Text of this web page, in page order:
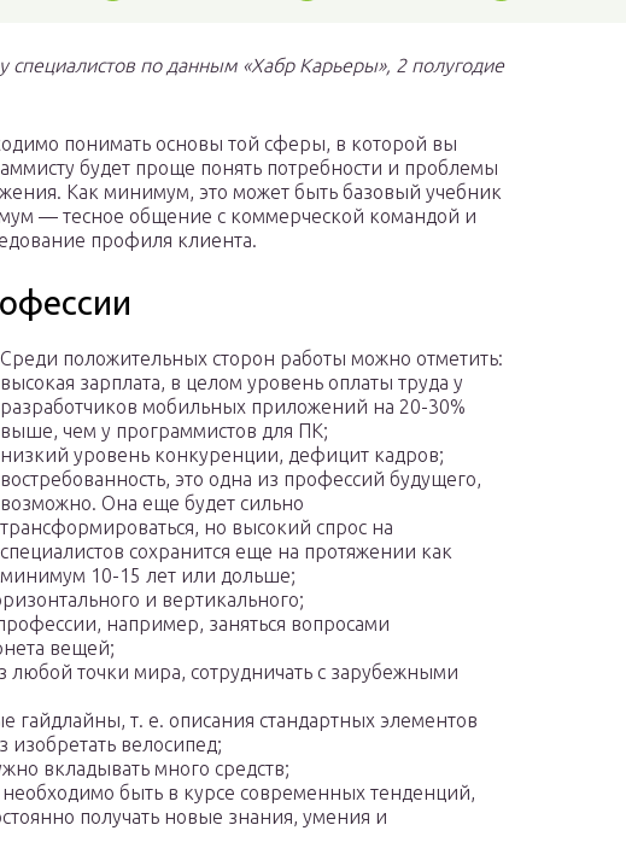
специалистов по данным «Хабр Карьеры», 2 полугодие
понимать основы той сферы, в которой вы
будет проще понять потребности и проблемы
Как минимум, это может быть базовый учебник
— тесное общение с коммерческой командой и
профиля клиента.
Среди положительных сторон работы можно отметить:
высокая зарплата, в целом уровень оплаты труда у
разработчиков мобильных приложений на 20-30%
выше, чем у программистов для ПК;
низкий уровень конкуренции, дефицит кадров;
востребованность, это одна из профессий будущего,
возможно. Она еще будет сильно
трансформироваться, но высокий спрос на
специалистов сохранится еще на протяжении как
минимум 10-15 лет или дольше;
и вертикального;
например, заняться вопросами
вещей;
любой точки мира, сотрудничать с зарубежными
гайдлайны, т. е. описания стандартных элементов
велосипед;
вкладывать много средств;
быть в курсе современных тенденций,
получать новые знания, умения и